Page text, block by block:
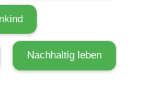
Nachhaltig leben